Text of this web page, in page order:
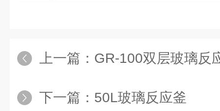
上一篇： GR-100双层玻璃反
下一篇： 50L玻璃反应釜